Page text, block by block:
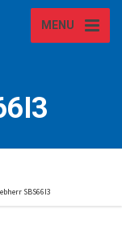
MENU
SBS66I3